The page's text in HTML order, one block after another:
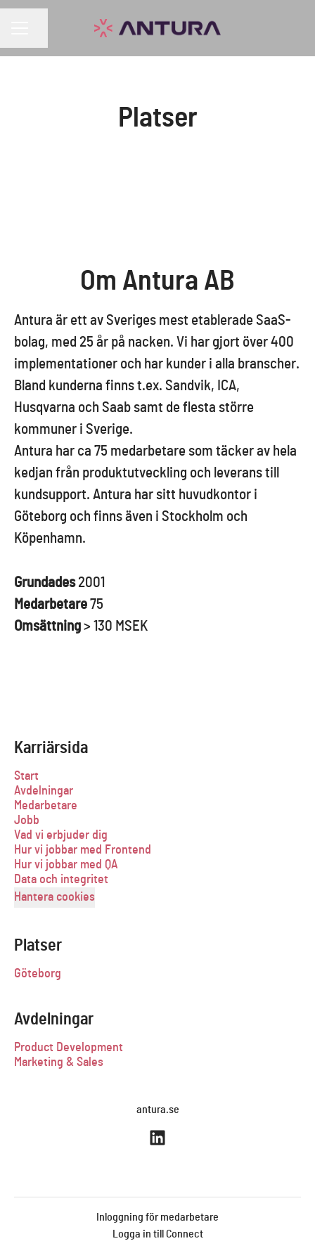
Platser
Om Antura AB
Antura är ett av Sveriges mest etablerade SaaS-
bolag, med 25 år på nacken. Vi har gjort över 400
implementationer och har kunder i alla branscher.
Bland kunderna finns t.ex. Sandvik, ICA,
Husqvarna och Saab samt de flesta större
kommuner i Sverige.
Antura har ca 75 medarbetare som täcker av hela
kedjan från produktutveckling och leverans till
kundsupport. Antura har sitt huvudkontor i
Göteborg och finns även i Stockholm och
Köpenhamn.
Grundades2001
Medarbetare75
Omsättning> 130 MSEK
Karriärsida
Start
Avdelningar
Medarbetare
Jobb
Vad vi erbjuder dig
Hur vi jobbar med Frontend
Hur vi jobbar med QA
Data och integritet
Hantera cookies
Platser
Göteborg
Avdelningar
Product Development
Marketing & Sales
antura.se
Inloggning för medarbetare
Logga in till Connect